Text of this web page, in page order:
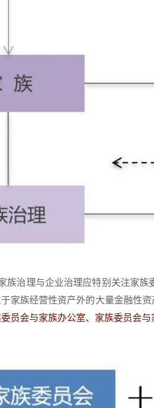
族治理与企业治理应特别关注家
家族经营性资产外的大量金融性
员会与家族办公室、家族委员会与